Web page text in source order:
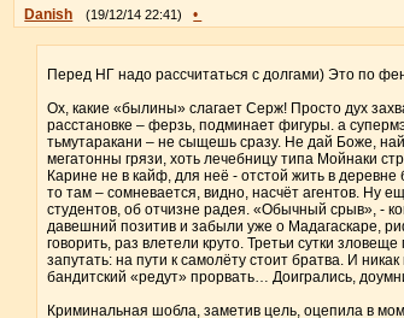
Danish
(19/12/14 22:41) •
Перед НГ надо рассчитаться с долгами) Это по
Ох, какие «былины» слагает Серж! Просто дух
расстановке – ферзь, подминает фигуры. а
тьмутаракани – не сыщешь сразу. Не дай Боже,
мегатонны грязи, хоть лечебницу типа Мойнаки
Карине не в кайф, для неё - отстой жить в деревне
то там – сомневается, видно, насчёт агентов. Ну
студентов, об отчизне радея. «Обычный срыв», -
давешний позитив и забыли уже о Мадагаскаре,
говорить, раз влетели круто. Третьи сутки
запутать: на пути к самолёту стоит братва. И
бандитский «редут» прорвать… Доигрались,
Криминальная шобла, заметив цель, оцепила в